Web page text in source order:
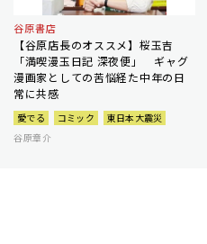
谷原書店
【谷原店長のオススメ】桜玉吉
「満喫漫玉日記 深夜便」 ギャグ
漫画家としての苦悩経た中年の日
常に共感
愛でる コミック
東日本大震災
谷原章介